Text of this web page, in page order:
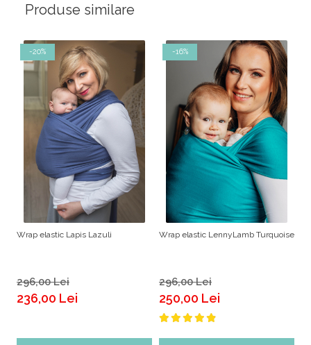
Produse similare
-20%
Wrap elastic Lapis Lazuli
296,00 Lei
236,00 Lei
-16%
Wrap elastic LennyLamb Turquoise
296,00 Lei
250,00 Lei